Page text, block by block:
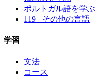
ポルトガル語を学ぶ
119+ その他の言語
学習
文法
コース